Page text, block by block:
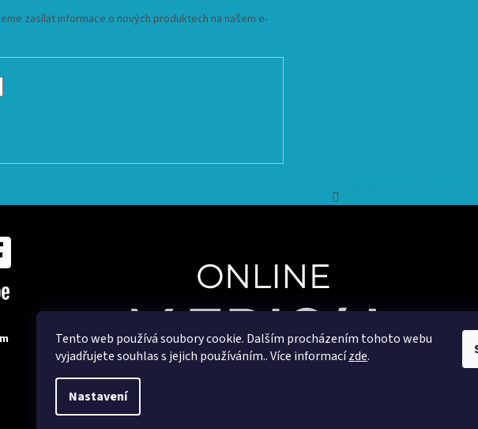
Tento web používá soubory cookie. Dalším procházením tohoto webu
vyjadřujete souhlas s jejich používáním.. Více informacízde.
Nastavení
zasílat informace o nových produktech na našem e-
Copyright 2025